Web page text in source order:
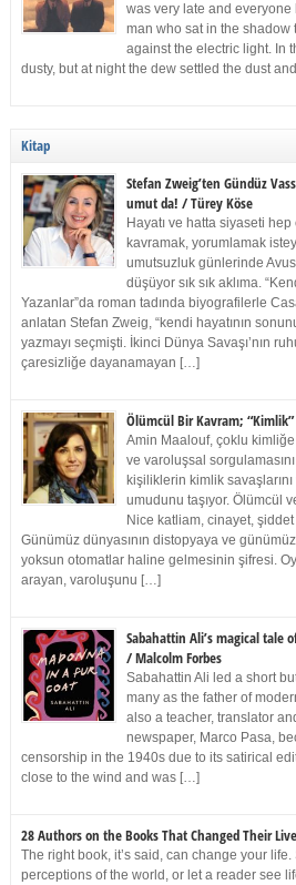
was very late and everyone
man who sat in the shadow
against the electric light. In
dusty, but at night the dew settled the dust
Kitap
Stefan Zweig’ten Gündüz
umut da! / Türey Köse
Hayatı ve hatta siyaseti hep
kavramak, yorumlamak
umutsuzluk günlerinde
düşüyor sık sık aklıma.
Yazanlar”da roman tadında biyografilerle
anlatan Stefan Zweig, “kendi hayatının
yazmayı seçmişti. İkinci Dünya Savaşı’nın
çaresizliğe dayanamayan […]
Ölümcül Bir Kavram; “Kimlik”
Amin Maalouf, çoklu
ve varoluşsal sorgulamasını
kişiliklerin kimlik
umudunu taşıyor. Ölümcül
Nice katliam, cinayet,
Günümüz dünyasının distopyaya ve
yoksun otomatlar haline gelmesinin şifresi.
arayan, varoluşunu […]
Sabahattin Ali’s magical tale
/ Malcolm Forbes
Sabahattin Ali led a short
many as the father of
also a teacher, translator
newspaper, Marco Pasa,
censorship in the 1940s due to its satirical
close to the wind and was […]
28 Authors on the Books That Changed Their
The right book, it’s said, can change your
perceptions of the world, or let a reader see